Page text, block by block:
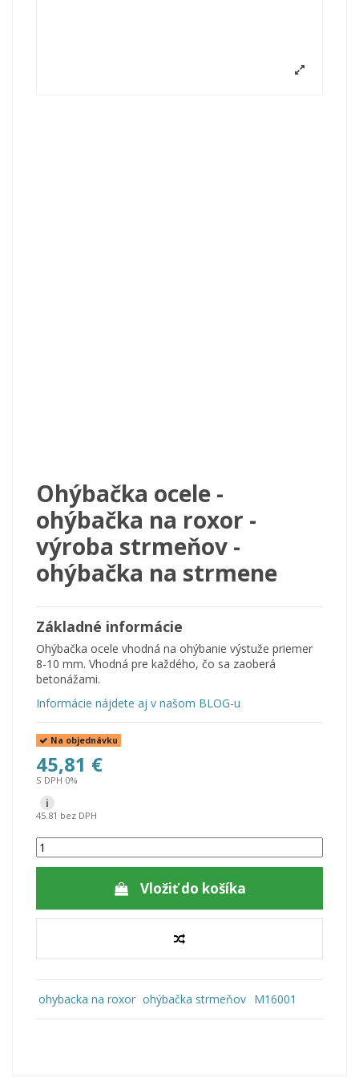
Ohýbačka ocele -
ohýbačka na roxor -
výroba strmeňov -
ohýbačka na strmene
Základné informácie
Ohýbačka ocele vhodná na ohýbanie výstuže priemer
8-10 mm. Vhodná pre každého, čo sa zaoberá
betonážami.
Informácie nájdete aj v našom BLOG-u
Na objednávku
45,81 €
S DPH 0%
i
45.81 bez DPH
Vložiť do košíka
ohybacka na roxor ohýbačka strmeňov M16001